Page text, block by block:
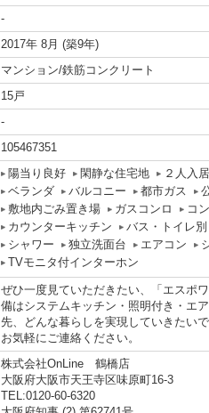
-
2017年 8月 (築9年)
マンション/鉄筋コンクリート
15戸
-
105467351
陽当り良好 閑静な住宅地 ２人入
ベランダ
バルコニー 都市ガス
敷地内ごみ置き場
ガスコンロ コ
カウンターキッチン
バス・トイレ別
シャワー
独立洗面台 エアコン
TVモニタ付インターホン
ぜひ一度見ていただきたい、「エスポ
備はシステムキッチン・照明付き・エ
先、どんな暮らしを実現していきたい
お気軽にご連絡ください。
株式会社OnLine 鶴橋店
大阪府大阪市天王寺区味原町16-3
TEL:0120-60-6320